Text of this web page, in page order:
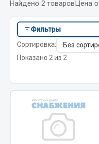
ЦЕПИ РОССИЯ
ЦЕПИ BOHU (Китай)
Изготовление цепей на
QITONG
Отопители
Автономные воздушные
Найдено 2 товаровЦена
Фильтры
Сортировка:
Показано 2 из 2